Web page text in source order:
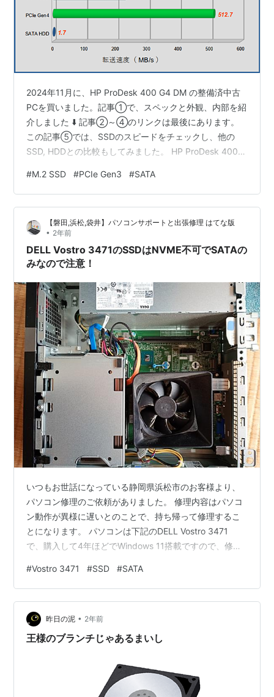
2024年11月に、HP ProDesk 400 G4 DM の整備済中古
PCを買いました。記事①で、スペックと外観、内部を紹
介しました ⬇️ 記事②～④のリンクは最後にあります。
この記事⑤では、SSDのスピードをチェックし、他の
SSD, HDDとの比較もしてみました。 HP ProDesk 400
に増設した SATA SSDのスピード MINISFORUM UM773
Lite 付属の PCIe Gen4.0 SSDのスピード SATA接続の
HDDのスピード せっかくなので、並べて比較してみまし
ょう シーケンシャル…
#M.2 SSD #PCIe Gen3 #SATA
【磐田,浜松,袋井】パソコンサポートと出張修理 はてな版
• 2年前
DELL Vostro 3471のSSDはNVME不可でSATAの
みなので注意！
いつもお世話になっている静岡県浜松市のお客様より、
パソコン修理のご依頼がありました。 修理内容はパソコ
ン動作が異様に遅いとのことで、持ち帰って修理するこ
とになります。 パソコンは下記のDELL Vostro 3471
で、購入して4年ほどでWindows 11搭載ですので、修理
果はWindows 11不具合が原因で、機器診断（DELL
Diagnostics）では問題は出ていませんが、メモリ4GBと
ハードディスク1TBではあまりにも厳しいので、これを機
にメモリ増設とSSD交換を行います。
#Vostro 3471 #SSD #SATA
昨日の泥 • 2年前
王様のブランチじゃあるまいし